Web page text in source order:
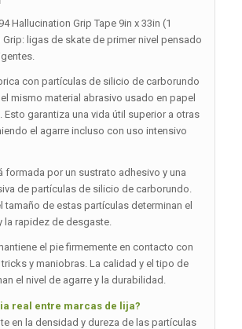
Hallucination Grip Tape 9in x 33in (1
Grip: ligas de skate de primer nivel pensado
con partículas de silicio de carborundo
mismo material abrasivo usado en papel
Esto garantiza una vida útil superior a otras
el agarre incluso con uso intensivo
formada por un sustrato adhesivo y una
de partículas de silicio de carborundo.
tamaño de estas partículas determinan el
la rapidez de desgaste.
el pie firmemente en contacto con
tricks y maniobras. La calidad y el tipo de
el nivel de agarre y la durabilidad.
real entre marcas de lija?
en la densidad y dureza de las partículas